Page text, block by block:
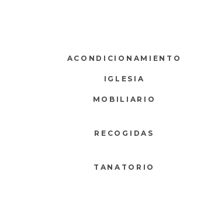
ACONDICIONAMIENTO
IGLESIA
MOBILIARIO
RECOGIDAS
TANATORIO